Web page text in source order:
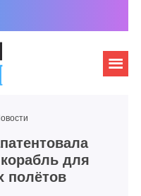
для
полётов